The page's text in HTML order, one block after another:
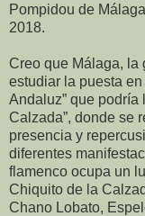
Pompidou de
2018.
Creo que Málaga, la
estudiar la puesta
Andaluz” que podría
Calzada”, donde se
presencia y
diferentes
flamenco ocupa un
Chiquito de la
Chano Lobato,